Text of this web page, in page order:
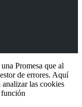
Promesa que al
de errores. Aquí
las cookies
función